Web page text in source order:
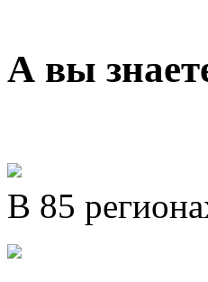
А вы
В 85